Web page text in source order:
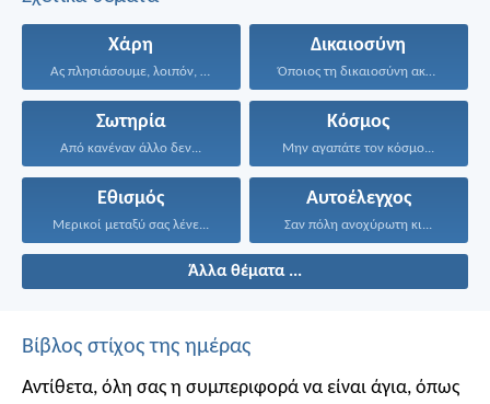
Χάρη
Ας πλησιάσουμε, λοιπόν, με...
Δικαιοσύνη
Όποιος τη δικαιοσύνη ακολουθεί...
Σωτηρία
Από κανέναν άλλο δεν...
Κόσμος
Μην αγαπάτε τον κόσμο...
Εθισμός
Μερικοί μεταξύ σας λένε...
Αυτοέλεγχος
Σαν πόλη ανοχύρωτη κι...
Άλλα θέματα ...
Βίβλος στίχος της ημέρας
Αντίθετα, όλη σας η συμπεριφορά να είναι άγια, όπως